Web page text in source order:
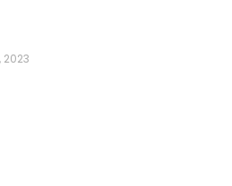
2023